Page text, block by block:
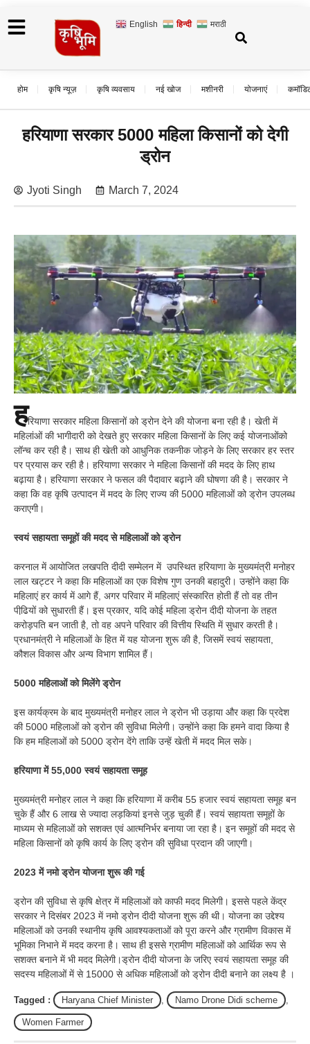
English हिन्दी मराठी
होम कृषि न्यूज़ कृषि व्यवसाय नई खोज मशीनरी योजनाएं
हरियाणा सरकार 5000 महिला किसानों को देगी
ड्रोन
Jyoti Singh March 7, 2024
हरियाणा सरकार महिला किसानों को ड्रोन देने की योजना बना रही है। खेती में
महिलांओं की भागीदारी को देखते हुए सरकार महिला किसानों के लिए कई योजनाओंको
लॉन्च कर रही है। साथ ही खेती को आधुनिक तकनीक जोड़ने के लिए सरकार हर स्तर
पर प्रयास कर रही है। हरियाणा सरकार ने महिला किसानों की मदद के लिए हाथ
बढ़ाया है। हरियाणा सरकार ने फसल की पैदावार बढ़ाने की घोषणा की है। सरकार ने
कहा कि वह कृषि उत्पादन में मदद के लिए राज्य की 5000 महिलाओं को ड्रोन उपलब्ध
कराएगी।
स्वयं सहायता समूहों की मदद से महिलाओं को ड्रोन
करनाल में आयोजित लखपति दीदी सम्मेलन में उपस्थित हरियाणा के मुख्यमंत्री मनोहर
लाल खट्टर ने कहा कि महिलाओं का एक विशेष गुण उनकी बहादुरी। उन्होंने कहा कि
महिलाएं हर कार्य में आगे हैं, अगर परिवार में महिलाएं संस्कारित होती हैं तो वह तीन
पीढि़यों को सुधारती हैं। इस प्रकार, यदि कोई महिला ड्रोन दीदी योजना के तहत
करोड़पति बन जाती है, तो वह अपने परिवार की वित्तीय स्थिति में सुधार करती है।
प्रधानमंत्री ने महिलाओं के हित में यह योजना शुरू की है, जिसमें स्वयं सहायता,
कौशल विकास और अन्य विभाग शामिल हैं।
5000 महिलाओं को मिलेंगे ड्रोन
इस कार्यक्रम के बाद मुख्यमंत्री मनोहर लाल ने ड्रोन भी उड़ाया और कहा कि प्रदेश
की 5000 महिलाओं को ड्रोन की सुविधा मिलेगी। उन्होंने कहा कि हमने वादा किया है
कि हम महिलाओं को 5000 ड्रोन देंगे ताकि उन्हें खेती में मदद मिल सके।
हरियाणा में 55,000 स्वयं सहायता समूह
मुख्यमंत्री मनोहर लाल ने कहा कि हरियाणा में करीब 55 हजार स्वयं सहायता समूह बन
चुके हैं और 6 लाख से ज्यादा लड़कियां इनसे जुड़ चुकी हैं। स्वयं सहायता समूहों के
माध्यम से महिलाओं को सशक्त एवं आत्मनिर्भर बनाया जा रहा है। इन समूहों की मदद से
महिला किसानों को कृषि कार्य के लिए ड्रोन की सुविधा प्रदान की जाएगी।
2023 में नमो ड्रोन योजना शुरू की गई
ड्रोन की सुविधा से कृषि क्षेत्र में महिलाओं को काफी मदद मिलेगी। इससे पहले केंद्र
सरकार ने दिसंबर 2023 में नमो ड्रोन दीदी योजना शुरू की थी। योजना का उद्देश्य
महिलाओं को उनकी स्थानीय कृषि आवश्यकताओं को पूरा करने और ग्रामीण विकास में
भूमिका निभाने में मदद करना है। साथ ही इससे ग्रामीण महिलाओं को आर्थिक रूप से
सशक्त बनाने में भी मदद मिलेगी।ड्रोन दीदी योजना के जरिए स्वयं सहायता समूह की
सदस्य महिलाओं में से 15000 से अधिक महिलाओं को ड्रोन दीदी बनाने का लक्ष्य है ।
Tagged : Haryana Chief Minister , Namo Drone Didi scheme ,
Women Farmer